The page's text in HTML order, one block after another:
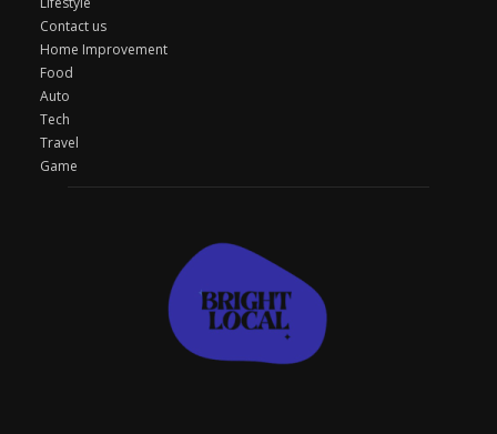
Contact us
Home Improvement
Food
Auto
Tech
Travel
Game